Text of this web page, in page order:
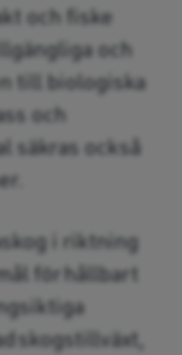
och fiske
och
till biologiska
och
säkras också
i ­riktning
för hållbart
skogstillväxt,